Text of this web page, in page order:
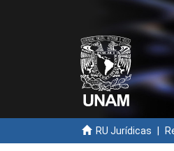
RU Jurídicas